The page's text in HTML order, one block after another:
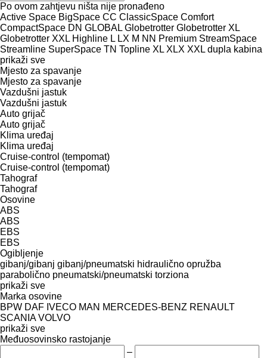
Po ovom zahtjevu ništa nije pronađeno
Active Space BigSpace CC ClassicSpace Comfort
CompactSpace DN GLOBAL Globetrotter Globetrotter XL
Globetrotter XXL Highline L LX M NN Premium StreamSpace
Streamline SuperSpace TN Topline XL XLX XXL dupla kabina
prikaži sve
Mjesto za spavanje
Mjesto za spavanje
Vazdušni jastuk
Vazdušni jastuk
Auto grijač
Auto grijač
Klima uređaj
Klima uređaj
Cruise-control (tempomat)
Cruise-control (tempomat)
Tahograf
Tahograf
Osovine
ABS
ABS
EBS
EBS
Ogibljenje
gibanj/gibanj gibanj/pneumatski hidraulično opružba
parabolično pneumatski/pneumatski torziona
prikaži sve
Marka osovine
BPW DAF IVECO MAN MERCEDES-BENZ RENAULT
SCANIA VOLVO
prikaži sve
Međuosovinsko rastojanje
–